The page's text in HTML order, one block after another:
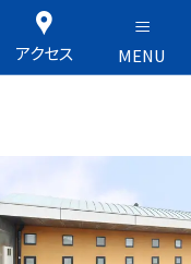
アクセス